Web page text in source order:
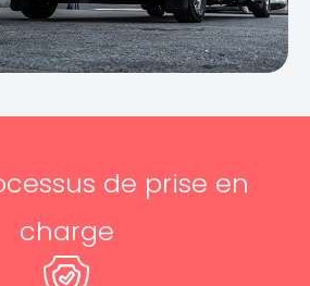
de prise en
charge